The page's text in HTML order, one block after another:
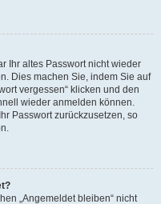
Ihr altes Passwort nicht wieder
Dies machen Sie, indem Sie auf
vergessen“ klicken und den
wieder anmelden können.
Passwort zurückzusetzen, so
„Angemeldet bleiben“ nicht